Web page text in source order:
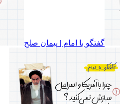
گفتگو با امام | پیمان صلح